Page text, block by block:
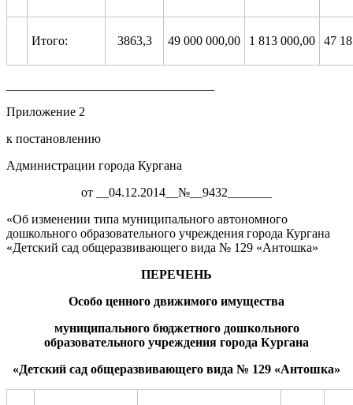
Итого: 3863,3 49 000 000,00 1 813 000,00 47
Приложение 2
к постановлению
Администрации города Кургана
от __04.12.2014__№__9432_______
«Об изменении типа муниципального автономного
дошкольного образовательного учреждения города Кургана
«Детский сад общеразвивающего вида № 129 «Антошка»
ПЕРЕЧЕНЬ
Особо ценного движимого имущества
муниципального бюджетного дошкольного
образовательного учреждения города Кургана
«Детский сад общеразвивающего вида № 129 «Антошка»